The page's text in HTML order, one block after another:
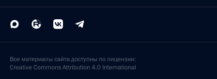
Все материалы сайта доступны по лицензии:
Creative Commons Attribution 4.0 International